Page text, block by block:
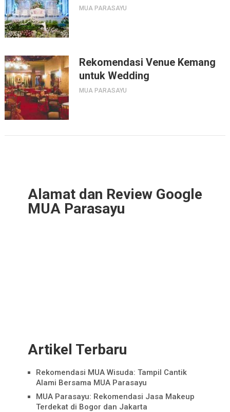
MUA PARASAYU
Rekomendasi Venue Kemang
untuk Wedding
MUA PARASAYU
Alamat dan Review Google
MUA Parasayu
Artikel Terbaru
Rekomendasi MUA Wisuda: Tampil Cantik
Alami Bersama MUA Parasayu
MUA Parasayu: Rekomendasi Jasa Makeup
Terdekat di Bogor dan Jakarta